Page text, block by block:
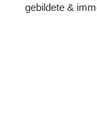
gebildete &